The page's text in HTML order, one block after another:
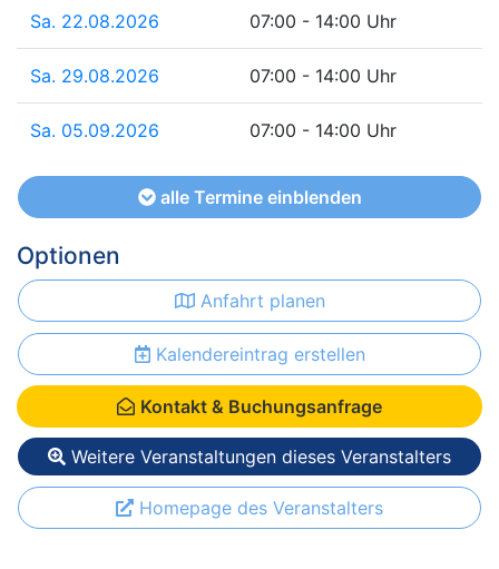
Sa. 22.08.2026 07:00 - 14:00 Uhr
Sa. 29.08.2026 07:00 - 14:00 Uhr
Sa. 05.09.2026 07:00 - 14:00 Uhr
alle Termine einblenden
Optionen
Anfahrt planen
Kalendereintrag erstellen
Kontakt & Buchungsanfrage
Weitere Veranstaltungen dieses Veranstalters
Homepage des Veranstalters